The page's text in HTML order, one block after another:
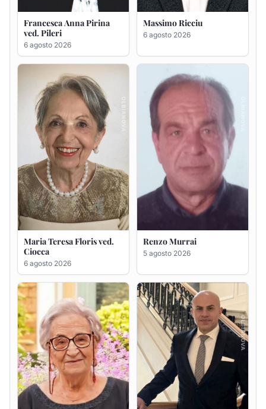
Francesca Anna Pirina
ved. Pileri
6 agosto 2026
Massimo Ricciu
6 agosto 2026
Maria Teresa Floris ved.
Ciocca
6 agosto 2026
Renzo Murrai
5 agosto 2026